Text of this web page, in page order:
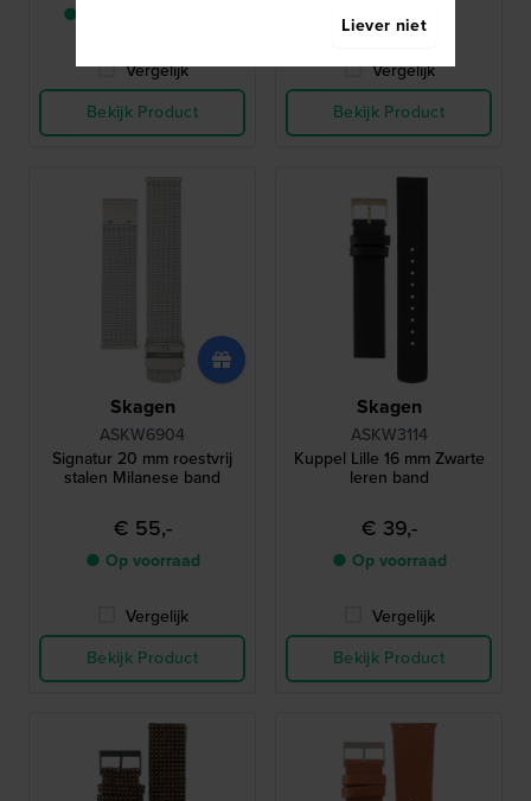
● Nog 1 op voorraad
Vergelijk
Bekijk Product
● Op voorraad
Vergelijk
Bekijk Product
Skagen
ASKW6904
Signatur 20 mm roestvrij
stalen Milanese band
€ 55,-
● Op voorraad
Vergelijk
Bekijk Product
Skagen
ASKW3114
Kuppel Lille 16 mm Zwarte
leren band
€ 39,-
● Op voorraad
Vergelijk
Bekijk Product
Liever niet